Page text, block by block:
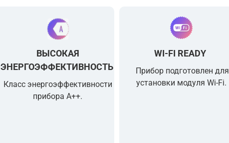
ВЫСОКАЯ
ЭНЕРГОЭФФЕКТИВНОСТЬ
Класс энергоэффективности
прибора A++.
WI-FI READY
Прибор подготовлен для
установки модуля Wi-Fi.